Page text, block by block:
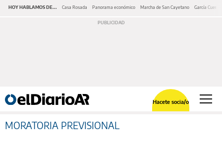
HOY HABLAMOS DE... Casa Rosada Panorama económico Marcha de San Cayetano García Cuerva
Hacete socia/o
MORATORIA PREVISIONAL